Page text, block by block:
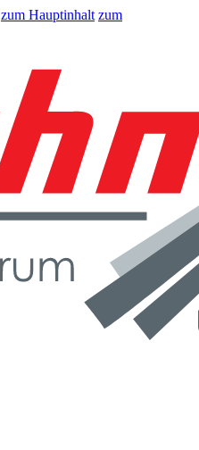
zum Hauptinhalt zum